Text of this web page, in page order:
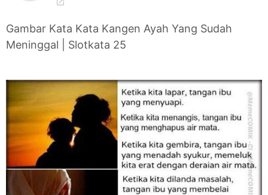
Gambar Kata Kata Kangen Ayah Yang Sudah
Meninggal | Slotkata 25